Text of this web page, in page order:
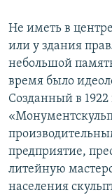
Не иметь в
или у здания
небольшой
время было
Созданный в 1922
предприятие,
литейную
населения